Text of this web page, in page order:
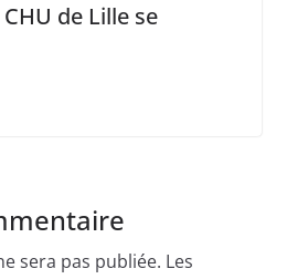
de Lille se
sera pas publiée. Les